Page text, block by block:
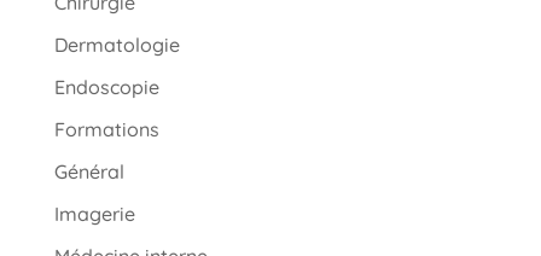
Dermatologie
Endoscopie
Formations
Général
Imagerie